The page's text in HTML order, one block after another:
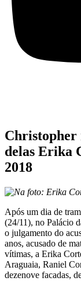
Christopher
delas Erika
2018
Na foto: Erika
Após um dia de
(24/11), no Palácio
o julgamento do
anos, acusado de
vítimas, a Erika
Araguaia, Raniel
dezenove facadas,